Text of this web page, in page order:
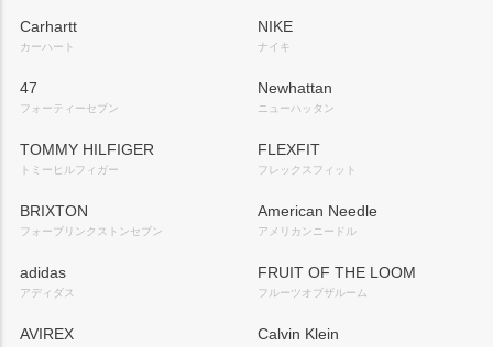
Carhartt
カーハート
NIKE
ナイキ
47
フォーティーセブン
Newhattan
ニューハッタン
TOMMY HILFIGER
トミーヒルフィガー
FLEXFIT
フレックスフィット
BRIXTON
フォーブリンクストンセブン
American Needle
アメリカンニードル
adidas
アディダス
FRUIT OF THE LOOM
フルーツオブザルーム
AVIREX Calvin Klein